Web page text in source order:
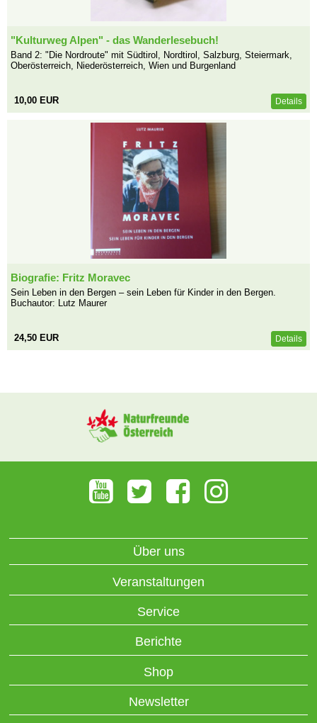
"Kulturweg Alpen" - das Wanderlesebuch!
Band 2: "Die Nordroute" mit Südtirol, Nordtirol, Salzburg, Steiermark,
Oberösterreich, Niederösterreich, Wien und Burgenland
10,00 EUR Details
Biografie: Fritz Moravec
Sein Leben in den Bergen – sein Leben für Kinder in den Bergen.
Buchautor: Lutz Maurer
24,50 EUR Details
Über uns
Veranstaltungen
Service
Berichte
Shop
Newsletter